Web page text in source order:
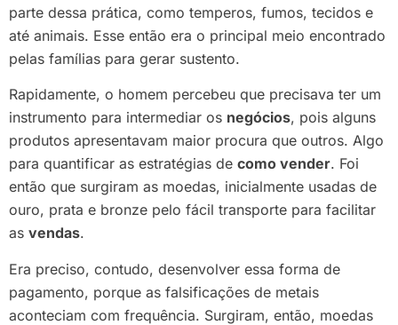
parte dessa prática, como temperos, fumos, tecidos e
até animais. Esse então era o principal meio encontrado
pelas famílias para gerar sustento.
Rapidamente, o homem percebeu que precisava ter um
instrumento para intermediar os negócios, pois alguns
produtos apresentavam maior procura que outros. Algo
para quantificar as estratégias de como vender. Foi
então que surgiram as moedas, inicialmente usadas de
ouro, prata e bronze pelo fácil transporte para facilitar
as vendas.
Era preciso, contudo, desenvolver essa forma de
pagamento, porque as falsificações de metais
aconteciam com frequência. Surgiram, então, moedas